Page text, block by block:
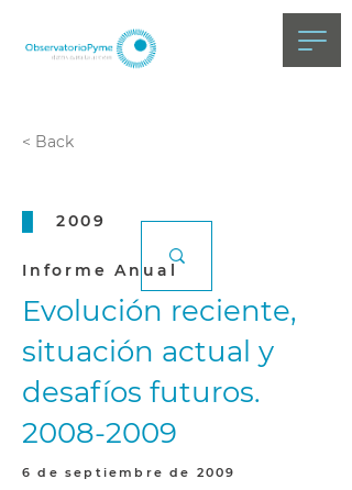
< Back
2009
Informe Anual
Evolución reciente,
situación actual y
desafíos futuros.
2008-2009
6 de septiembre de 2009